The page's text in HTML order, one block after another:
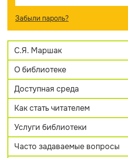
Забыли пароль?
С.Я. Маршак
О библиотеке
Доступная среда
Как стать читателем
Услуги библиотеки
Часто задаваемые вопросы